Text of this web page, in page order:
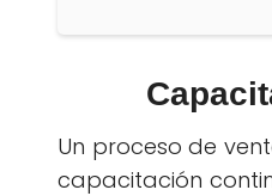
Un proceso de
capacitación